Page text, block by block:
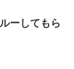
ーしてもら